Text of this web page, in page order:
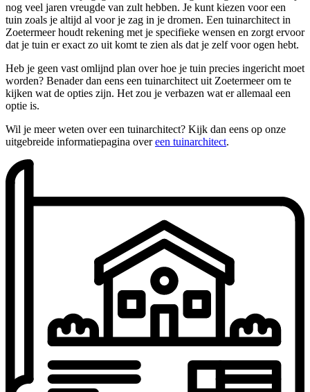
nog veel jaren vreugde van zult hebben. Je kunt kiezen voor een
tuin zoals je altijd al voor je zag in je dromen. Een tuinarchitect in
Zoetermeer houdt rekening met je specifieke wensen en zorgt ervoor
dat je tuin er exact zo uit komt te zien als dat je zelf voor ogen hebt.
Heb je geen vast omlijnd plan over hoe je tuin precies ingericht moet
worden? Benader dan eens een tuinarchitect uit Zoetermeer om te
kijken wat de opties zijn. Het zou je verbazen wat er allemaal een
optie is.
Wil je meer weten over een tuinarchitect? Kijk dan eens op onze
uitgebreide informatiepagina overeen tuinarchitect.